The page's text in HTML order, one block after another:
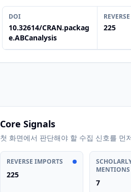
DOI
10.32614/CRAN.packag
e.ABCanalysis
225
Core Signals
첫 화면에서 판단해야 할 수집 신호를 먼
REVERSE IMPORTS
225
MENTIONS
7